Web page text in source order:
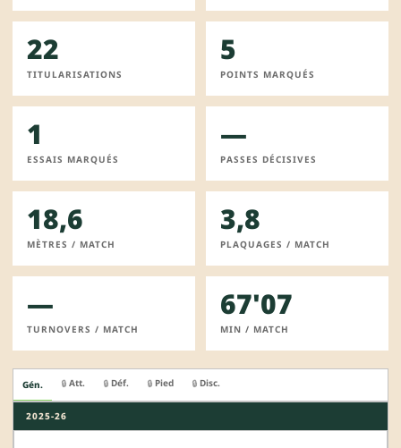
22
TITULARISATIONS
5
POINTS MARQUÉS
1
ESSAIS MARQUÉS
—
PASSES DÉCISIVES
18,6
MÈTRES / MATCH
3,8
PLAQUAGES / MATCH
—
TURNOVERS / MATCH
67'07
MIN / MATCH
Gén. 🔒 Att. 🔒 Déf. 🔒 Pied 🔒 Disc.
2025-26